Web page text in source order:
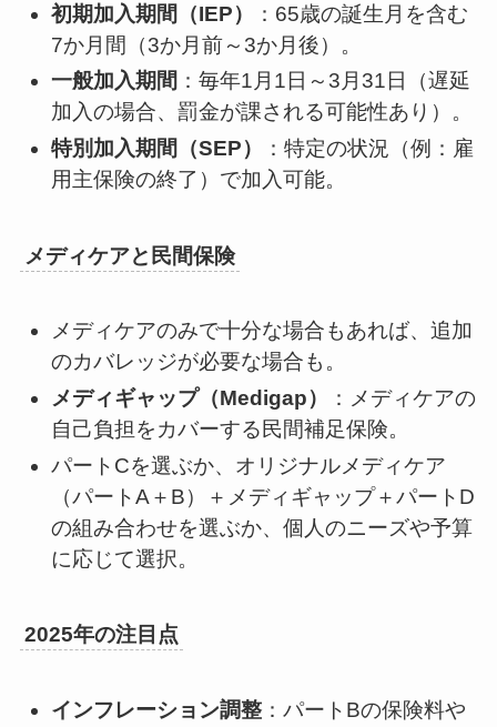
初期加入期間（IEP）
：65歳の誕生月を含む
7か月間（3か月前～3か月後）。
一般加入期間 ：毎年1月1日～3月31日（遅延
加入の場合、罰金が課される可能性あり）。
特別加入期間（SEP）
：特定の状況（例：雇
用主保険の終了）で加入可能。
メディケアと民間保険
メディケアのみで十分な場合もあれば、追加
のカバレッジが必要な場合も。
メディギャップ（Medigap）
：メディケアの
自己負担をカバーする民間補足保険。
パートCを選ぶか、オリジナルメディケア
（パートA＋B）＋メディギャップ＋パートD
の組み合わせを選ぶか、個人のニーズや予算
に応じて選択。
2025年の注目点
インフレーション調整 ：パートBの保険料や